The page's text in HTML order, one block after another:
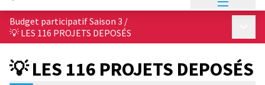
Budget participatif Saison 3 /
💡 LES 116 PROJETS DEPOSÉS
💡 LES 116 PROJETS DEPOSÉS